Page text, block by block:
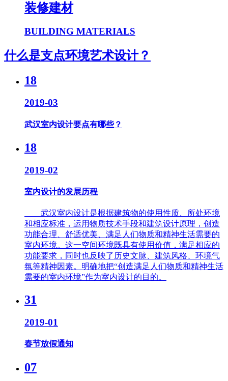
装修建材
BUILDING MATERIALS
什么是支点环境艺术设计？
18
2019-03
武汉室内设计要点有哪些？
18
2019-02
室内设计的发展历程
武汉室内设计是根据建筑物的使用性质、所处环境
和相应标准，运用物质技术手段和建筑设计原理，创造
功能合理、舒适优美、满足人们物质和精神生活需要的
室内环境。这一空间环境既具有使用价值，满足相应的
功能要求，同时也反映了历史文脉、建筑风格、环境气
氛等精神因素。明确地把“创造满足人们物质和精神生活
需要的室内环境”作为室内设计的目的。
31
2019-01
春节放假通知
07